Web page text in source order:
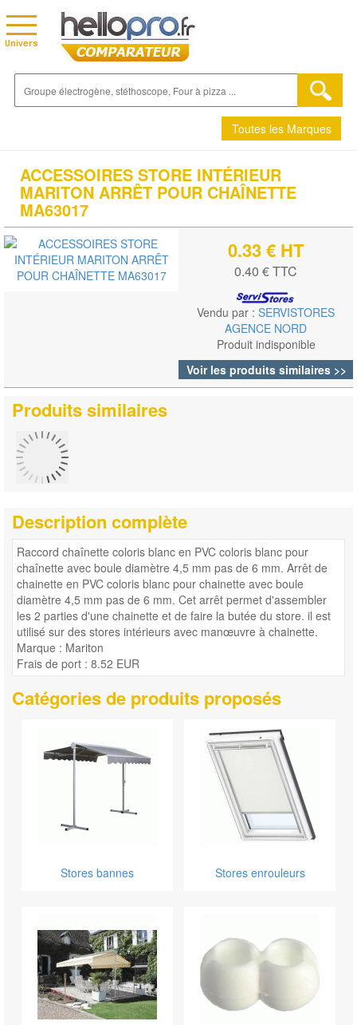
Toutes les Marques
ACCESSOIRES STORE INTÉRIEUR
MARITON ARRÊT POUR CHAÎNETTE
MA63017
0.33 € HT
0.40 € TTC
Vendu par : SERVISTORES
AGENCE NORD
Produit indisponible
Voir les produits similaires >>
Produits similaires
Description complète
Raccord chaînette coloris blanc en PVC coloris blanc pour
chaînette avec boule diamètre 4,5 mm pas de 6 mm. Arrêt de
chainette en PVC coloris blanc pour chainette avec boule
diamètre 4,5 mm pas de 6 mm. Cet arrêt permet d'assembler
les 2 parties d'une chainette et de faire la butée du store. il est
utilisé sur des stores intérieurs avec manœuvre à chainette.
Marque : Mariton
Frais de port : 8.52 EUR
Catégories de produits proposés
Stores bannes Stores enrouleurs